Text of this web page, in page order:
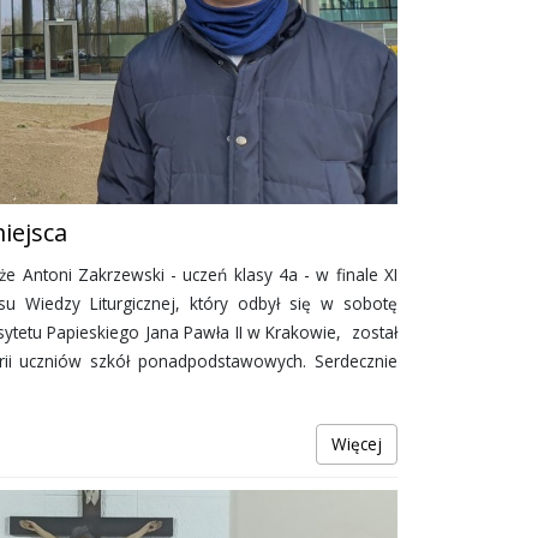
Antoni Zakrzewski - uczeń klasy 4a - w finale XI
Wiedzy Liturgicznej, który odbył się w sobotę
Papieskiego Jana Pawła II w Krakowie, został
uczniów szkół ponadpodstawowych. Serdecznie
Więcej